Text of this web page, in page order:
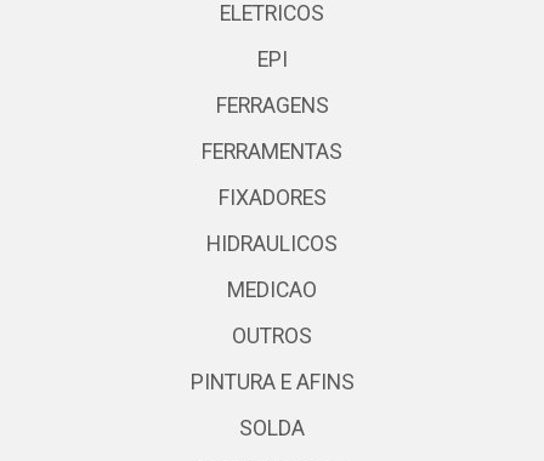
ELETRICOS
EPI
FERRAGENS
FERRAMENTAS
FIXADORES
HIDRAULICOS
MEDICAO
OUTROS
PINTURA E AFINS
SOLDA